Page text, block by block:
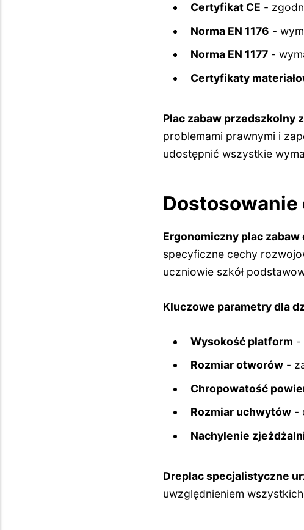
Certyfikat CE -
Norma EN 1176 -
Norma EN 1177-
Certyfikaty
Plac zabaw przedszkolny
problemami prawnymi i
udostępnić wszystkie
Ergonomiczny plac
specyficzne cechy
uczniowie szkół
Kluczowe parametry dla
Wysokość platform -
Rozmiar otworów-
Chropowatość
Rozmiar uchwytów-
Nachylenie
Dreplac specjalistyczne
uwzględnieniem